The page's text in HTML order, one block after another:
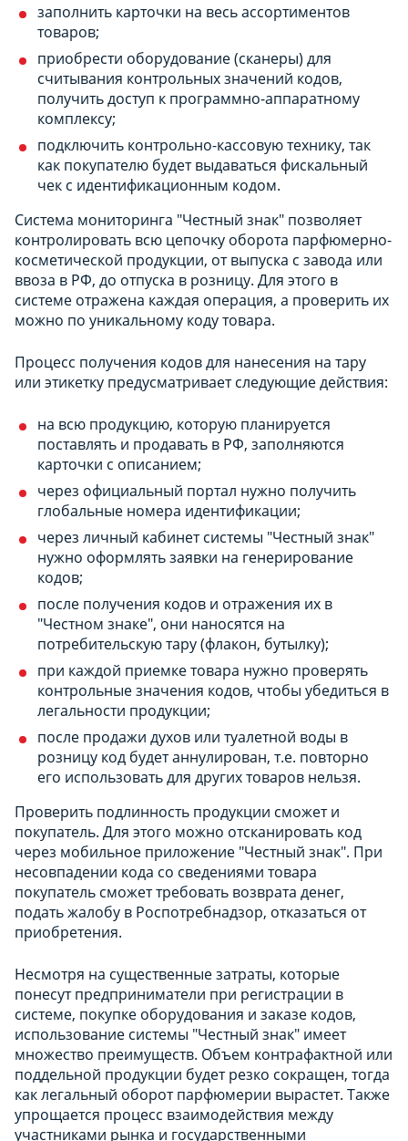
заполнить карточки на весь ассортиментов
товаров;
приобрести оборудование (сканеры) для
считывания контрольных значений кодов,
получить доступ к программно-аппаратному
комплексу;
подключить контрольно-кассовую технику, так
как покупателю будет выдаваться фискальный
чек с идентификационным кодом.
Система мониторинга "Честный знак" позволяет
контролировать всю цепочку оборота парфюмерно-
косметической продукции, от выпуска с завода или
ввоза в РФ, до отпуска в розницу. Для этого в
системе отражена каждая операция, а проверить их
можно по уникальному коду товара.
Процесс получения кодов для нанесения на тару
или этикетку предусматривает следующие действия:
на всю продукцию, которую планируется
поставлять и продавать в РФ, заполняются
карточки с описанием;
через официальный портал нужно получить
глобальные номера идентификации;
через личный кабинет системы "Честный знак"
нужно оформлять заявки на генерирование
кодов;
после получения кодов и отражения их в
"Честном знаке", они наносятся на
потребительскую тару (флакон, бутылку);
при каждой приемке товара нужно проверять
контрольные значения кодов, чтобы убедиться в
легальности продукции;
после продажи духов или туалетной воды в
розницу код будет аннулирован, т.е. повторно
его использовать для других товаров нельзя.
Проверить подлинность продукции сможет и
покупатель. Для этого можно отсканировать код
через мобильное приложение "Честный знак". При
несовпадении кода со сведениями товара
покупатель сможет требовать возврата денег,
подать жалобу в Роспотребнадзор, отказаться от
приобретения.
Несмотря на существенные затраты, которые
понесут предприниматели при регистрации в
системе, покупке оборудования и заказе кодов,
использование системы "Честный знак" имеет
множество преимуществ. Объем контрафактной или
поддельной продукции будет резко сокращен, тогда
как легальный оборот парфюмерии вырастет. Также
упрощается процесс взаимодействия между
участниками рынка и государственными